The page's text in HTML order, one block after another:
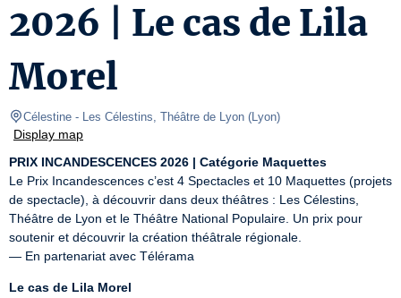
2026 | Le cas de Lila
Morel
Célestine - Les Célestins, Théâtre de Lyon (Lyon)
Display map
PRIX INCANDESCENCES 2026 | Catégorie Maquettes
Le Prix Incandescences c’est 4 Spectacles et 10 Maquettes (projets
de spectacle), à découvrir dans deux théâtres : Les Célestins,
Théâtre de Lyon et le Théâtre National Populaire. Un prix pour
soutenir et découvrir la création théâtrale régionale.
— En partenariat avec Télérama
Le cas de Lila Morel